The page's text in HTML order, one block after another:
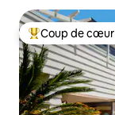
Coup de cœur
Coup de